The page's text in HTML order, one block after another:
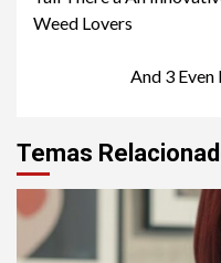
Reading
Weed Lovers
And 3
Temas